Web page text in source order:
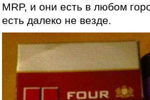
MRP, и они есть в любом
есть далеко не везде.